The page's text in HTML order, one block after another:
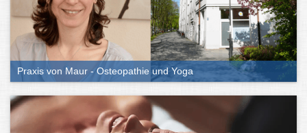
Praxis von Maur - Osteopathie und Yoga